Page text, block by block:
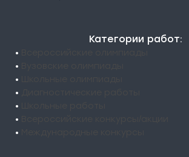
Категории работ:
•
•
•
•
•
•
•